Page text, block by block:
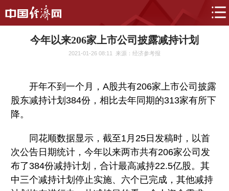
今年以来206家上市公司披露减持计划
2021-01-26 08:11 来源：经济参考报
开年不到一个月，A股共有206家上市公司披露
股东减持计划384份，相比去年同期的313家有所下
降。
同花顺数据显示，截至1月25日发稿时，以首
次公告日期统计，今年以来两市共有206家公司发
布了384份减持计划，合计最高减持22.5亿股。其
中三个减持计划停止实施、六个已完成，其他减持